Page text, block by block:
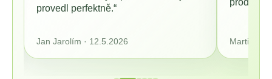
provedl perfektně.“
Jan Jarolím · 12.5.2026 Martin S.